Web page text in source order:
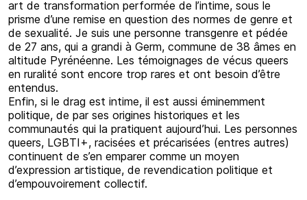
art de transformation performée de l’intime, sous le
prisme d’une remise en question des normes de genre et
de sexualité. Je suis une personne transgenre et pédée
de 27 ans, qui a grandi à Germ, commune de 38 âmes en
altitude Pyrénéenne. Les témoignages de vécus queers
en ruralité sont encore trop rares et ont besoin d’être
entendus.
Enfin, si le drag est intime, il est aussi éminemment
politique, de par ses origines historiques et les
communautés qui la pratiquent aujourd’hui. Les personnes
queers, LGBTI+, racisées et précarisées (entres autres)
continuent de s’en emparer comme un moyen
d’expression artistique, de revendication politique et
d’empouvoirement collectif.